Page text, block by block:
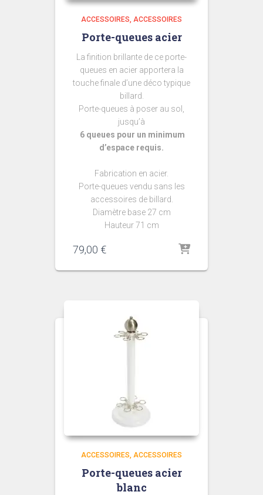
ACCESSOIRES ACCESSOIRES
Porte-queues acier
La finition brillante de ce porte-
queues en acier apportera la
touche finale d’une déco typique
billard.
Porte-queues à poser au sol,
jusqu’à
6 queues pour un minimum
d’espace requis.
Fabrication en acier.
Porte-queues vendu sans les
accessoires de billard.
Diamètre base 27 cm
Hauteur 71 cm
79,00 €
ACCESSOIRES ACCESSOIRES
Porte-queues acier
blanc